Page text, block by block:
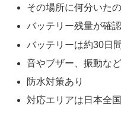
その場所に何分いた
バッテリー残量が確
バッテリーは約30日
音やブザー、振動な
防水対策あり
対応エリアは日本全国